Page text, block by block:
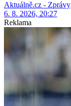
Aktuálně.cz - Zprávy
6. 8. 2026, 20:27
Reklama